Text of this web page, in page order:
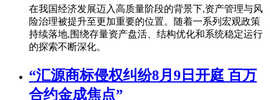
在我国经济发展迈入高质量阶段的背景下,资产管理与风
险治理被提升至更加重要的位置。随着一系列宏观政策
持续落地,围绕存量资产盘活、结构优化和系统稳定运行
的探索不断深化。
“汇源商标侵权纠纷8月9日开庭 百万
合约金成焦点”